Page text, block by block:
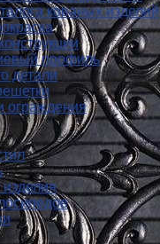
кованых изделий
профиль
детали
ограждения